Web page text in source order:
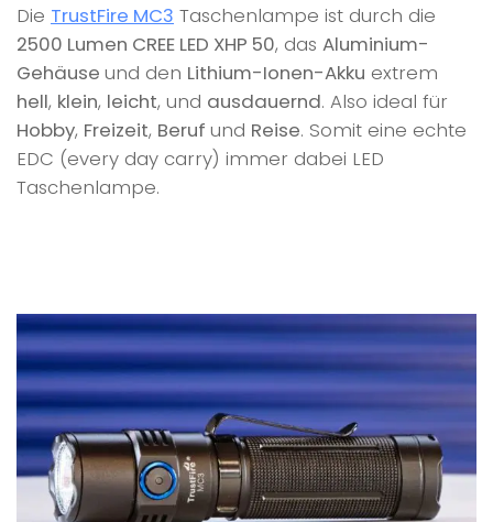
Die TrustFire MC3 Taschenlampe ist durch die
2500 Lumen CREE LED XHP 50, das Aluminium-
Gehäuse und den Lithium-Ionen-Akku extrem
hell, klein, leicht, und ausdauernd. Also ideal für
Hobby, Freizeit, Beruf und Reise. Somit eine echte
EDC (every day carry) immer dabei LED
Taschenlampe.